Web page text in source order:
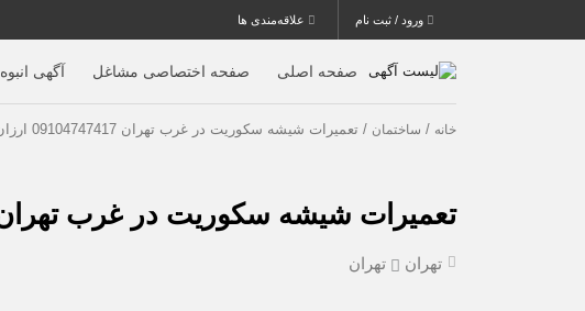
ورود / ثبت نام علاقه‌مندی ها
صفحه اصلی صفحه اختصاصی مشاغل آگهی‌ انبوه
خانه / ساختمان / تعمیرات شیشه سکوریت در غرب تهران 09104747417 ارزان قیمت
تعمیرات شیشه سکوریت در غرب تهران 09104747417 ارزان
تهران تهران